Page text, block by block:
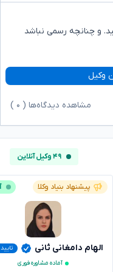
و چنانچه رسمی نباشد
وکیل
مشاهده دیدگاه‌ها ( ۰
۴۹ وکیل آنلاین
پیشنهاد بنیاد وکلا
الهام دامغانی ثانی
آماده مشاوره فوری